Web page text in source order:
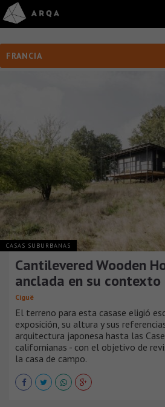
FRANCIA
CASAS SUBURBANAS
Cantilevered Wooden
anclada en su contexto
Ciguë
El terreno para esta casase eligió
exposición, su altura y sus
arquitectura japonesa hasta las
californianas - con el objetivo de
la casa de campo.